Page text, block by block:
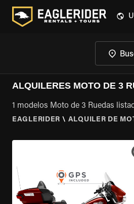
ALQUILERES MOTO DE 3
1 modelos Moto de 3 Ruedas
EAGLERIDER \ ALQUILER DE